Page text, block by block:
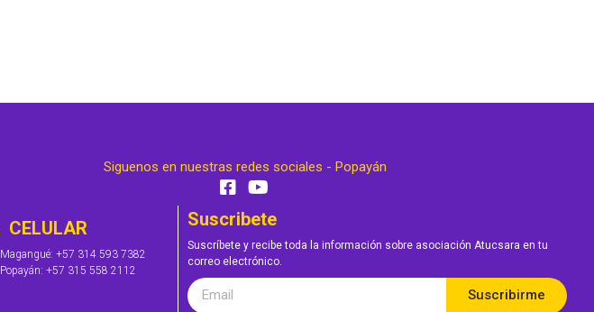
Siguenos en nuestras redes sociales - Popayán
CELULAR
Magangué: +57 314 593 7382
Popayán: +57 315 558 2112
Suscribete
Suscríbete y recibe toda la información sobre asociación Atucsara en tu
correo electrónico.
Suscribirme